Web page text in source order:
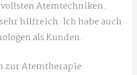
Atemtechniken.
hilfreich. Ich habe auch
als Kunden.
zur Atemtherapie